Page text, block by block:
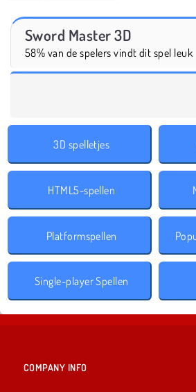
Sword Master 3D
58% van de spelers vindt dit spel leuk
3D spelletjes
HTML5-spellen
Platformspellen
Single-player Spellen
COMPANY INFO